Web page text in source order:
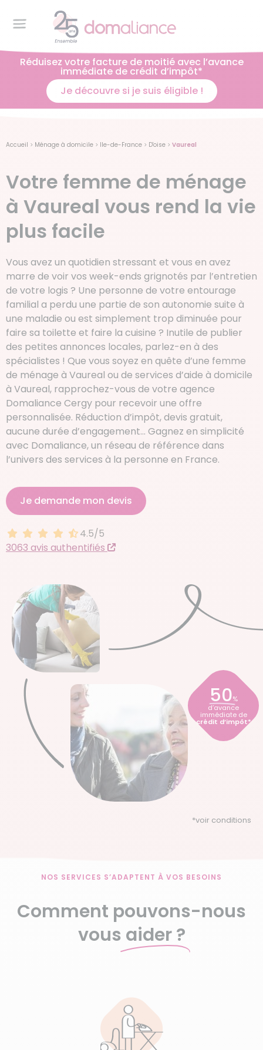
Réduisez votre facture de moitié avec l’avance
immédiate de crédit d’impôt*
Je découvre si je suis éligible !
Accueil > Ménage à domicile > Ile-de-France > D'oise > Vaureal
Votre femme de ménage
à Vaureal vous rend la vie
plus facile
Vous avez un quotidien stressant et vous en avez
marre de voir vos week-ends grignotés par l’entretien
de votre logis ? Une personne de votre entourage
familial a perdu une partie de son autonomie suite à
une maladie ou est simplement trop diminuée pour
faire sa toilette et faire la cuisine ? Inutile de publier
des petites annonces locales, parlez-en à des
spécialistes ! Que vous soyez en quête d’une femme
de ménage à Vaureal ou de services d’aide à domicile
à Vaureal, rapprochez-vous de votre agence
Domaliance Cergy pour recevoir une offre
personnalisée. Réduction d’impôt, devis gratuit,
aucune durée d’engagement… Gagnez en simplicité
avec Domaliance, un réseau de référence dans
l’univers des services à la personne en France.
Je demande mon devis
4.5 sur 5
4.5/5
3063 avis authentifiés
50%
d’avance
immédiate de
crédit d’impôt*
*voir conditions
NOS SERVICES S’ADAPTENT À VOS BESOINS
Comment pouvons-nous
vous aider ?